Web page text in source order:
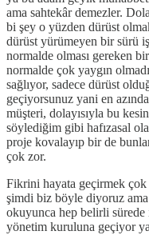
ama sahtekâr demezler.
bi şey o yüzden dürüst
dürüst yürümeyen bir sürü
normalde olması gereken
normalde çok yaygın
sağlıyor, sadece dürüst
geçiyorsunuz yani en
müşteri, dolayısıyla bu
söylediğim gibi hafızasal
proje kovalayıp bir de
çok zor.
Fikrini hayata geçirmek çok
şimdi biz böyle diyoruz
okuyunca hep belirli
yönetim kuruluna geçiyor